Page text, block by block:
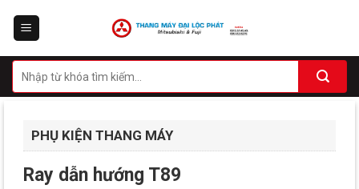
PHỤ KIỆN THANG MÁY
Ray dẫn hướng T89